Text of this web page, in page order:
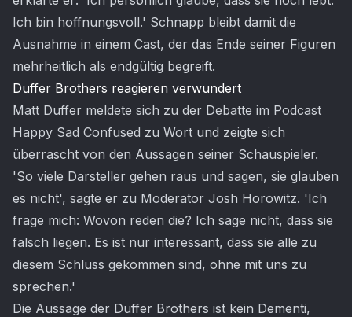
Ich bin hoffnungsvoll.' Schnapp bleibt damit die
Ausnahme in einem Cast, der das Ende seiner Figuren
mehrheitlich als endgültig begreift.
Duffer Brothers reagieren verwundert
Matt Duffer meldete sich zu der Debatte im Podcast
Happy Sad Confused zu Wort und zeigte sich
überrascht von den Aussagen seiner Schauspieler.
'So viele Darsteller gehen raus und sagen, sie glauben
es nicht', sagte er zu Moderator Josh Horowitz. 'Ich
frage mich: Wovon reden die? Ich sage nicht, dass sie
falsch liegen. Es ist nur interessant, dass sie alle zu
diesem Schluss gekommen sind, ohne mit uns zu
sprechen.'
Die Aussage der Duffer Brothers ist kein Dementi,